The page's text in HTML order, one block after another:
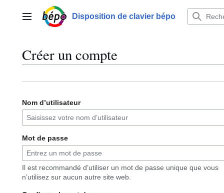
contenuMenu principalDisposition de clavier bépo
Créer un compte
Nom d’utilisateur
Mot de passe
Il est recommandé d’utiliser un mot de passe unique que vous
n’utilisez sur aucun autre site web.